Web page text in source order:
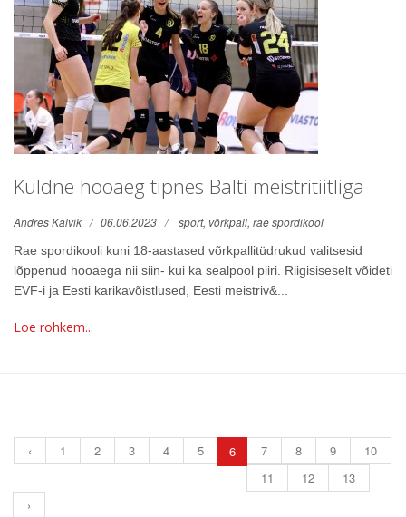
Kuldne hooaeg tipnes Balti meistritiitliga
Andres Kalvik 06.06.2023 sport, võrkpall, rae spordikool
Rae spordikooli kuni 18-aastased võrkpallitüdrukud valitsesid
lõppenud hooaega nii siin- kui ka sealpool piiri. Riigisiseselt võideti
EVF-i ja Eesti karikavõistlused, Eesti meistriv&...
Loe rohkem...
‹ 1 2 3 4 5 6 7 8 9
10
11
12
13
›